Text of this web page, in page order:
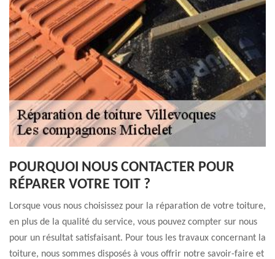
POURQUOI NOUS CONTACTER POUR
RÉPARER VOTRE TOIT ?
Lorsque vous nous choisissez pour la réparation de votre toiture,
en plus de la qualité du service, vous pouvez compter sur nous
pour un résultat satisfaisant. Pour tous les travaux concernant la
toiture, nous sommes disposés à vous offrir notre savoir-faire et